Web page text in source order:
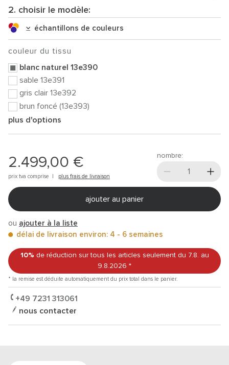
2. choisir le modèle:
échantillons de couleurs
couleur du tissu
blanc naturel 13e390
sable 13e391
gris clair 13e392
brun foncé (13e393)
plus d'options
2.499,00 €
prix tva comprise | plus frais de livraison
nombre:
ajouter au panier
ou ajouter à la liste
délai de livraison environ: 4 - 6 semaines
10% de réduction sur tous les articles seulement du 7.8. au
9.8.2026 *
* la remise est déduite automatiquement du prix total dans le panier.
+49 7231 313061
nous contacter